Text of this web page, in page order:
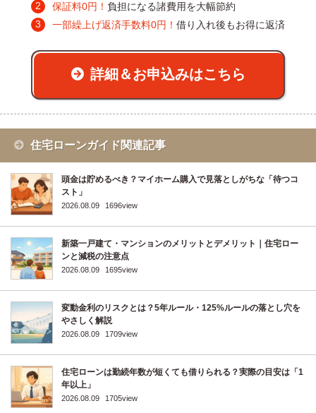
保証料0円！ 負担になる諸費用を大幅節約
一部繰上げ返済手数料0円！ 借り入れ後もお得に返済
詳細＆お申込みはこちら
住宅ローンガイド関連記事
頭金は貯めるべき？マイホーム購入で見落としがちな「待つコ
スト」
2026.08.09 1696view
新築一戸建て・マンションのメリットとデメリット｜住宅ロー
ンと減税の注意点
2026.08.09 1695view
変動金利のリスクとは？5年ルール・125%ルールの落とし穴を
やさしく解説
2026.08.09 1709view
住宅ローンは勤続年数が短くても借りられる？実際の目安は「1
年以上」
2026.08.09 1705view